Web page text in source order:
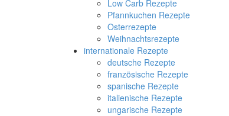
Low Carb Rezepte
Pfannkuchen Rezepte
Osterrezepte
Weihnachtsrezepte
internationale Rezepte
deutsche Rezepte
französische Rezepte
spanische Rezepte
italienische Rezepte
ungarische Rezepte